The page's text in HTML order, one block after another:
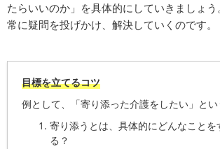
たらいいのか」を具体的にしていきましょう。
常に疑問を投げかけ、解決していくのです。
目標を立てるコツ
例として、「寄り添った介護をしたい」と
寄り添うとは、具体的にどんなことを
る？